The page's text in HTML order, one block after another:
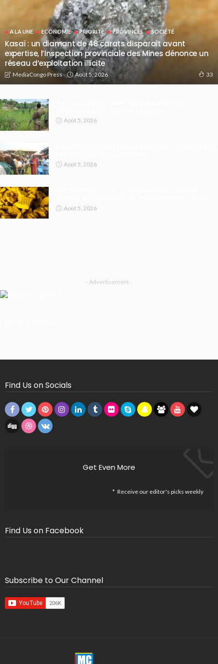
A LA UNE ECONOMIE PRIORITE PROVINCES SOCIÉTÉ
Kasaï : un diamant de 48 carats disparaît avant
expertise, l’Inspection provinciale des Mines dénonce un
réseau d’exploitation illicite
MediaCongo Press Août 5, 2026 33
Août 5, 2026
Août 5, 2026
Août 5, 2026
- Advertisement -
Find Us on Socials
Get Even More
Receive our editor's picks weekly
Find Us on Facebook
Subscribe to Our Channel